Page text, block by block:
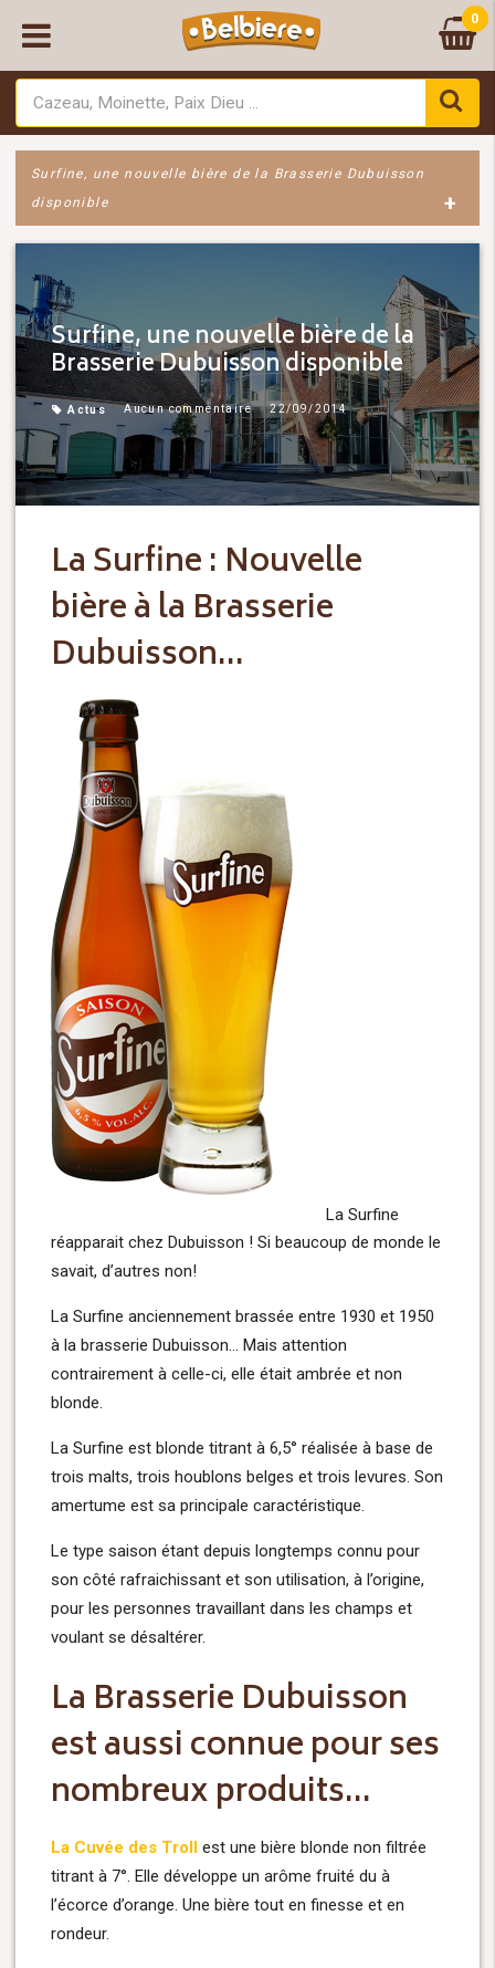
0
Surfine, une nouvelle bière de la Brasserie Dubuisson
disponible
+
Surfine, une nouvelle bière de la
Brasserie Dubuisson disponible
Actus Aucun commentaire 22/09/2014
La Surfine : Nouvelle
bière à la Brasserie
Dubuisson…
La Surfine
réapparait chez Dubuisson ! Si beaucoup de monde le
savait, d’autres non!
La Surfine anciennement brassée entre 1930 et 1950
à la brasserie Dubuisson… Mais attention
contrairement à celle-ci, elle était ambrée et non
blonde.
La Surfine est blonde titrant à 6,5° réalisée à base de
trois malts, trois houblons belges et trois levures. Son
amertume est sa principale caractéristique.
Le type saison étant depuis longtemps connu pour
son côté rafraichissant et son utilisation, à l’origine,
pour les personnes travaillant dans les champs et
voulant se désaltérer.
La Brasserie Dubuisson
est aussi connue pour ses
nombreux produits…
La Cuvée des Troll est une bière blonde non filtrée
titrant à 7°. Elle développe un arôme fruité du à
l’écorce d’orange. Une bière tout en finesse et en
rondeur.